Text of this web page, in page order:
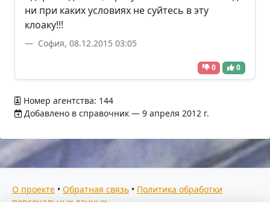
ни при каких условиях не суйтесь в эту
клоаку!!!
София, 08.12.2015 03:05
0 0
Номер агентства: 144
Добавлено в справочник — 9 апреля 2012 г.
О проекте • Обратная связь • Политика обработки
персональных данных